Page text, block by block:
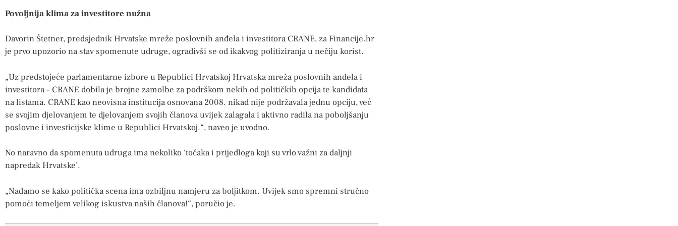
Povoljnija klima za investitore nužna
Davorin Štetner, predsjednik Hrvatske mreže poslovnih anđela i investitora CRANE, za Financije.hr
je prvo upozorio na stav spomenute udruge, ogradivši se od ikakvog politiziranja u nečiju korist.
„Uz predstojeće parlamentarne izbore u Republici Hrvatskoj Hrvatska mreža poslovnih anđela i
investitora – CRANE dobila je brojne zamolbe za podrškom nekih od političkih opcija te kandidata
na listama. CRANE kao neovisna institucija osnovana 2008. nikad nije podržavala jednu opciju, već
se svojim djelovanjem te djelovanjem svojih članova uvijek zalagala i aktivno radila na poboljšanju
poslovne i investicijske klime u Republici Hrvatskoj.“, naveo je uvodno.
No naravno da spomenuta udruga ima nekoliko ‘točaka i prijedloga koji su vrlo važni za daljnji
napredak Hrvatske’.
„Nadamo se kako politička scena ima ozbiljnu namjeru za boljitkom. Uvijek smo spremni stručno
pomoći temeljem velikog iskustva naših članova!“, poručio je.